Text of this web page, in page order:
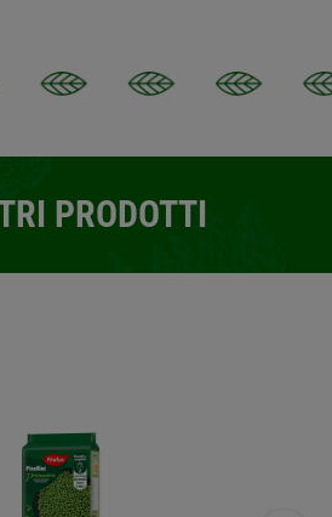
PRODOTTI